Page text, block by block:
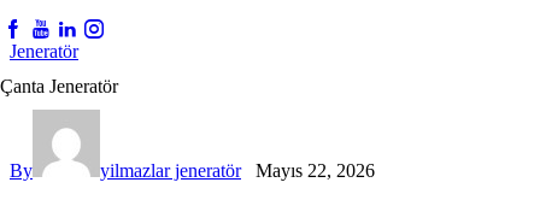
Jeneratör
Çanta Jeneratör
By yilmazlar jeneratör
Mayıs 22, 2026